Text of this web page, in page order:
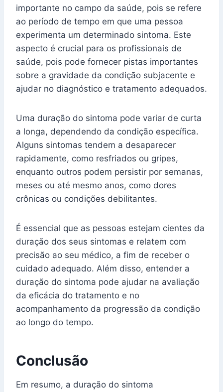
importante no campo da saúde, pois se refere
ao período de tempo em que uma pessoa
experimenta um determinado sintoma. Este
aspecto é crucial para os profissionais de
saúde, pois pode fornecer pistas importantes
sobre a gravidade da condição subjacente e
ajudar no diagnóstico e tratamento adequados.
Uma duração do sintoma pode variar de curta
a longa, dependendo da condição específica.
Alguns sintomas tendem a desaparecer
rapidamente, como resfriados ou gripes,
enquanto outros podem persistir por semanas,
meses ou até mesmo anos, como dores
crônicas ou condições debilitantes.
É essencial que as pessoas estejam cientes da
duração dos seus sintomas e relatem com
precisão ao seu médico, a fim de receber o
cuidado adequado. Além disso, entender a
duração do sintoma pode ajudar na avaliação
da eficácia do tratamento e no
acompanhamento da progressão da condição
ao longo do tempo.
Conclusão
Em resumo, a duração do sintoma